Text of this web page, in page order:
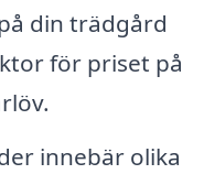
din trädgård
för priset på
innebär olika